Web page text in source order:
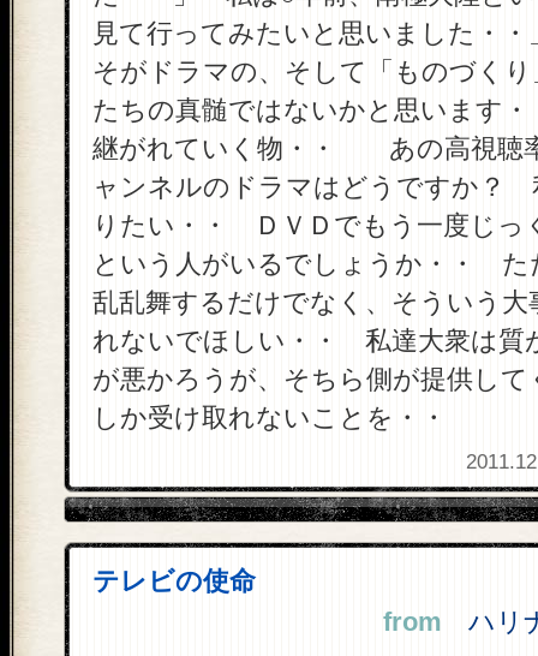
見て行ってみたいと思いました・
そがドラマの、そして「ものづく
たちの真髄ではないかと思います
継がれていく物・・ あの高視聴
ャンネルのドラマはどうですか？
りたい・・ ＤＶＤでもう一度じっ
という人がいるでしょうか・・ た
乱乱舞するだけでなく、そういう大
れないでほしい・・ 私達大衆は質
が悪かろうが、そちら側が提供して
しか受け取れないことを・・
テレビの使命
from ハリ